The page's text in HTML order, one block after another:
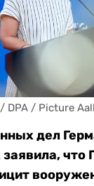
/ Picture
дел
что